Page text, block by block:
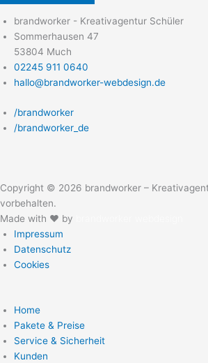
brandworker - Kreativagentur Schüler
Sommerhausen 47
53804 Much
02245 911 0640
hallo@brandworker-webdesign.de
/brandworker
/brandworker_de
Copyright © 2026 brandworker –
vorbehalten.
Made with ❤ by
Impressum
Datenschutz
Cookies
Home
Pakete & Preise
Service & Sicherheit
Kunden